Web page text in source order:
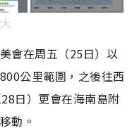
會在周五（25日）以
公里範圍，之後往西
日）更會在海南島附
動。